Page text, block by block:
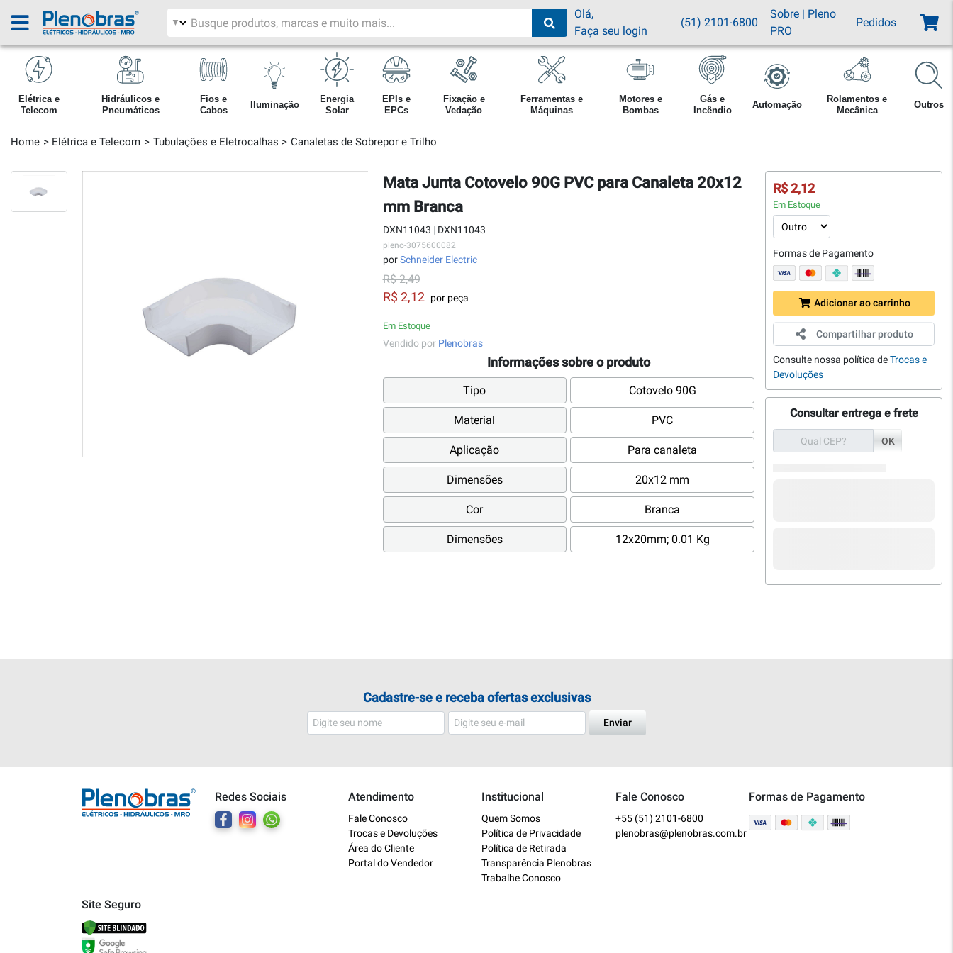
Filtrar por área
Pesquisar produtos
Olá,
Faça seu login
(51) 2101-6800
Sobre| Pleno
PRO
Pedidos
Elétrica e
Telecom
Hidráulicos e
Pneumáticos
Fios e
Cabos
Iluminação
Energia
Solar
EPIs e
EPCs
Fixação e
Vedação
Ferramentas e
Máquinas
Motores e
Bombas
Gás e
Incêndio
Automação
Rolamentos e
Mecânica
Outros
Home Elétrica e Telecom Tubulações e Eletrocalhas Canaletas de Sobrepor e Trilho
Mata Junta Cotovelo 90G PVC para Canaleta 20x12
mm Branca
DXN11043 | DXN11043
pleno-3075600082
porSchneider Electric
R$ 2,49
R$ 2,12 por peça
Em Estoque
Vendido por Plenobras
Informações sobre o produto
Tipo Cotovelo 90G
Material PVC
Aplicação Para canaleta
Dimensões 20x12 mm
Cor Branca
Dimensões 12x20mm; 0.01 Kg
R$ 2,12
Em Estoque
Formas de Pagamento
Adicionar ao carrinho
Compartilhar produto
Consulte nossa política deTrocas e
Devoluções
Consultar entrega e frete
OK
Cadastre-se e receba ofertas exclusivas
Enviar
Redes Sociais Atendimento
Fale Conosco
Trocas e Devoluções
Área do Cliente
Portal do Vendedor
Institucional
Quem Somos
Política de Privacidade
Política de Retirada
Transparência Plenobras
Trabalhe Conosco
Fale Conosco
+55 (51) 2101-6800
plenobras@plenobras.com.br
Formas de Pagamento
Site Seguro
Bem vindo a Plenobras! Aqui você
encontra toda a linha de materiais
Dúvidas técnicas sobre produtos
Informações sobre um pedido